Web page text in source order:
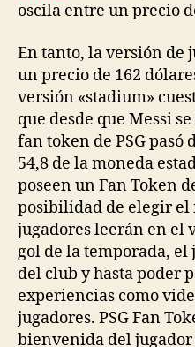
oscila entre un precio
En tanto, la versión de
un precio de 162
versión «stadium»
que desde que Messi
fan token de PSG pasó
54,8 de la moneda
poseen un Fan Token
posibilidad de elegir el
jugadores leerán en el
gol de la temporada,
del club y hasta poder
experiencias como
jugadores. PSG Fan
bienvenida del